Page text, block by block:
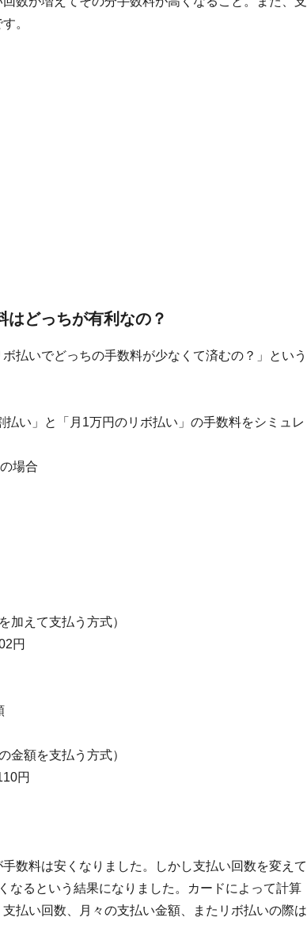
。
はどっちが有利なの？
払いでどっちの手数料が少なくて済むの？」という
い」と「月1万円のリボ払い」の手数料をシミュレ
場合
加えて支払う方式）
円
金額を支払う方式）
円
数料は安くなりました。しかし支払い回数を変えて
なるという結果になりました。カードによって計算
払い回数、月々の支払い金額、またリボ払いの際は